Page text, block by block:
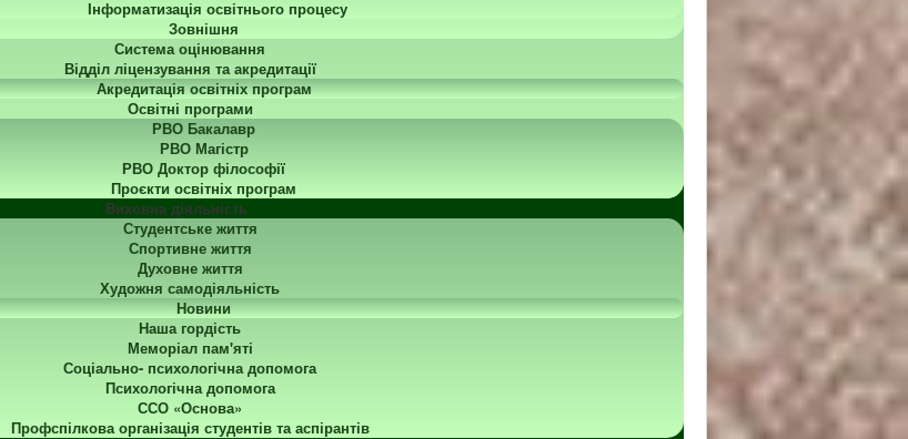
Інформатизація освітнього процесу
Зовнішня
Система оцінювання
Відділ ліцензування та акредитації
Акредитація освітніх програм
Освітні програми
РВО Бакалавр
РВО Магістр
РВО Доктор філософії
Проєкти освітніх програм
Виховна діяльність
Студентське життя
Спортивне життя
Духовне життя
Художня самодіяльність
Новини
Наша гордість
Меморіал пам'яті
Соціально- психологічна допомога
Психологічна допомога
ССО «Основа»
Профспілкова організація студентів та аспірантів